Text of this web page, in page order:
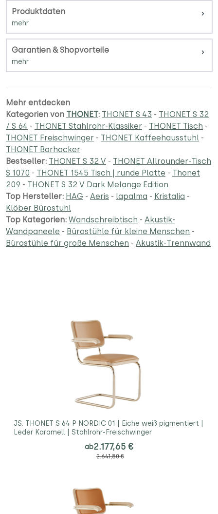
Produktdaten
Garantien & Shopvorteile
Mehr entdecken
Kategorien von THONET: THONET S 43 - THONET S 32
/ S 64 - THONET Stahlrohr-Klassiker - THONET Tisch -
THONET Freischwinger - THONET Kaffeehausstuhl -
THONET Barhocker
Bestseller: THONET S 32 V - THONET Allrounder-Tisch
S 1070 - THONET 1545 Tisch | runde Platte - Thonet
209 - THONET S 32 V Dark Melange Edition
Top Hersteller: HAG - Aeris - lapalma - Kristalia -
Klöber Bürostuhl
Top Kategorien: Wandschreibtisch - Akustik-
Wandpaneele - Bürostühle für kleine Menschen -
Bürostühle für große Menschen - Akustik-Trennwand
JS. THONET S 64 P NORDIC 01 | Eiche weiß pigmentiert |
Leder Karamell | Stahlrohr-Freischwinger
ab2.177,65 €
2.641,80 €